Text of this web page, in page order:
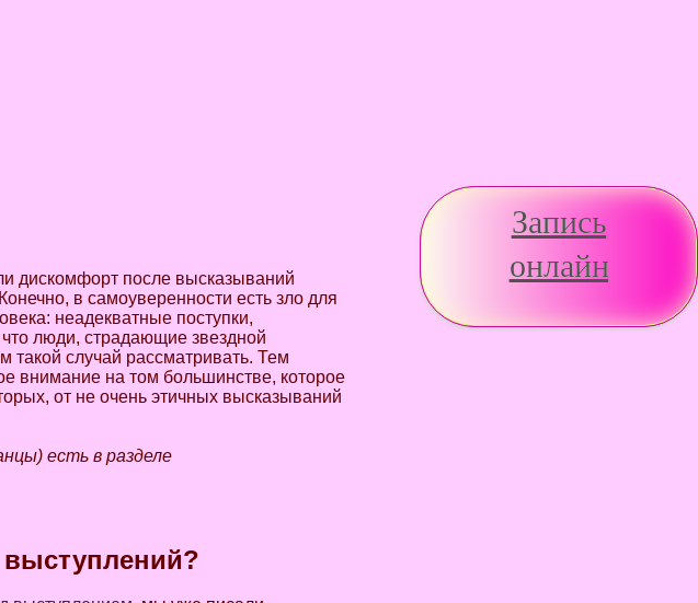
Запись
онлайн
дискомфорт после высказываний
в самоуверенности есть зло для
неадекватные поступки,
люди, страдающие звездной
такой случай рассматривать. Тем
внимание на том большинстве, которое
от не очень этичных высказываний
есть в разделе